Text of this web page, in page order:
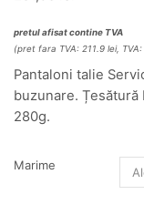
pretul afisat contine TVA
(pret fara TVA: 211.9 lei,
Pantaloni talie
buzunare. Țesătură
280g.
Marime